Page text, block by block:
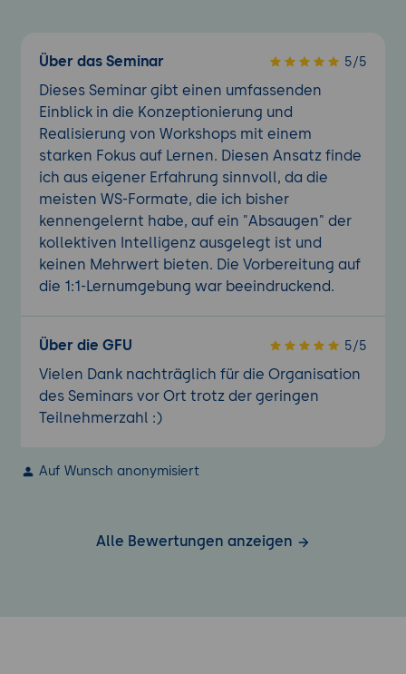
Über das Seminar 5/5
Dieses Seminar gibt einen umfassenden
Einblick in die Konzeptionierung und
Realisierung von Workshops mit einem
starken Fokus auf Lernen. Diesen Ansatz finde
ich aus eigener Erfahrung sinnvoll, da die
meisten WS-Formate, die ich bisher
kennengelernt habe, auf ein "Absaugen" der
kollektiven Intelligenz ausgelegt ist und
keinen Mehrwert bieten. Die Vorbereitung auf
die 1:1-Lernumgebung war beeindruckend.
Über die GFU 5/5
Vielen Dank nachträglich für die Organisation
des Seminars vor Ort trotz der geringen
Teilnehmerzahl :)
Auf Wunsch anonymisiert
Alle Bewertungen anzeigen